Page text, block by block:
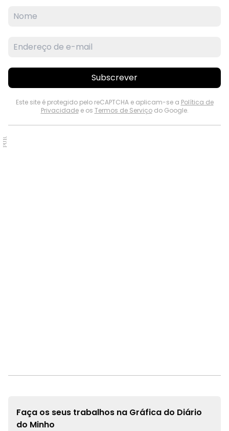
Subscrever
Este site é protegido pelo reCAPTCHA e aplicam-se a Política de
Privacidadee os Termos de Serviçodo Google.
PUB.
Faça os seus trabalhos na Gráfica do Diário
do Minho